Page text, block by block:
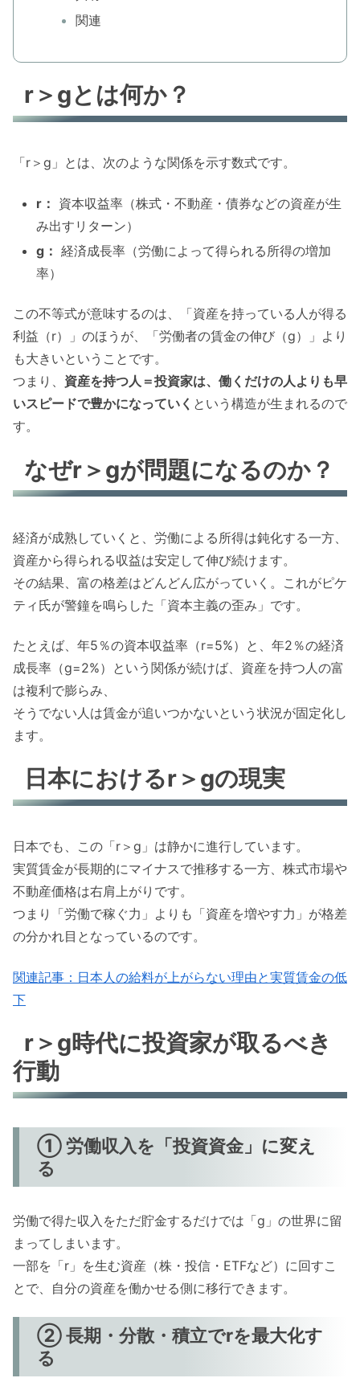
関連
r＞gとは何か？
「r＞g」とは、次のような関係を示す数式です。
r： 資本収益率（株式・不動産・債券などの資産が生
み出すリターン）
g： 経済成長率（労働によって得られる所得の増加
率）
この不等式が意味するのは、「資産を持っている人が得る
利益（r）」のほうが、「労働者の賃金の伸び（g）」より
も大きいということです。
つまり、 資産を持つ人＝投資家は、働くだけの人よりも早
いスピードで豊かになっていく という構造が生まれるので
す。
なぜr＞gが問題になるのか？
経済が成熟していくと、労働による所得は鈍化する一方、
資産から得られる収益は安定して伸び続けます。
その結果、富の格差はどんどん広がっていく。これがピケ
ティ氏が警鐘を鳴らした「資本主義の歪み」です。
たとえば、年5％の資本収益率（r=5%）と、年2％の経済
成長率（g=2%）という関係が続けば、資産を持つ人の富
は複利で膨らみ、
そうでない人は賃金が追いつかないという状況が固定化し
ます。
日本におけるr＞gの現実
日本でも、この「r＞g」は静かに進行しています。
実質賃金が長期的にマイナスで推移する一方、株式市場や
不動産価格は右肩上がりです。
つまり「労働で稼ぐ力」よりも「資産を増やす力」が格差
の分かれ目となっているのです。
関連記事：日本人の給料が上がらない理由と実質賃金の低
下
r＞g時代に投資家が取るべき
行動
① 労働収入を「投資資金」に変え
る
労働で得た収入をただ貯金するだけでは「g」の世界に留
まってしまいます。
一部を「r」を生む資産（株・投信・ETFなど）に回すこ
とで、自分の資産を働かせる側に移行できます。
② 長期・分散・積立でrを最大化す
る